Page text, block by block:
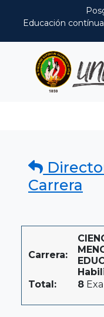
Educación contínua
Carrera
Carrera:
Total:
8